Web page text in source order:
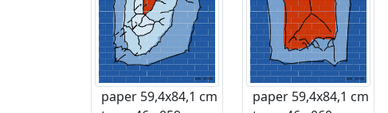
paper 59,4x84,1 cm
paper 59,4x84,1 cm